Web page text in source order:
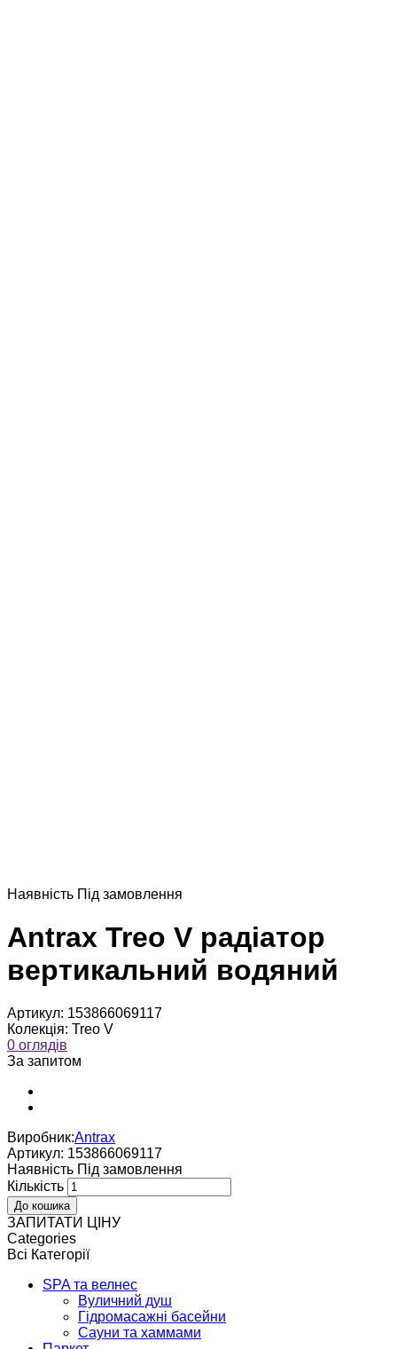
Наявнiсть Пiд замовлення
Antrax Treo V радіатор
вертикальний водяний
Артикул: 153866069117
Колекція: Treo V
0 оглядів
За запитом
Виробник:Antrax
Артикул: 153866069117
Наявнiсть Пiд замовлення
Кількість
ЗАПИТАТИ ЦІНУ
Categories
Всі Категорії
SPA та велнес
Вуличний душ
Гідромасажні басейни
Сауни та хаммами